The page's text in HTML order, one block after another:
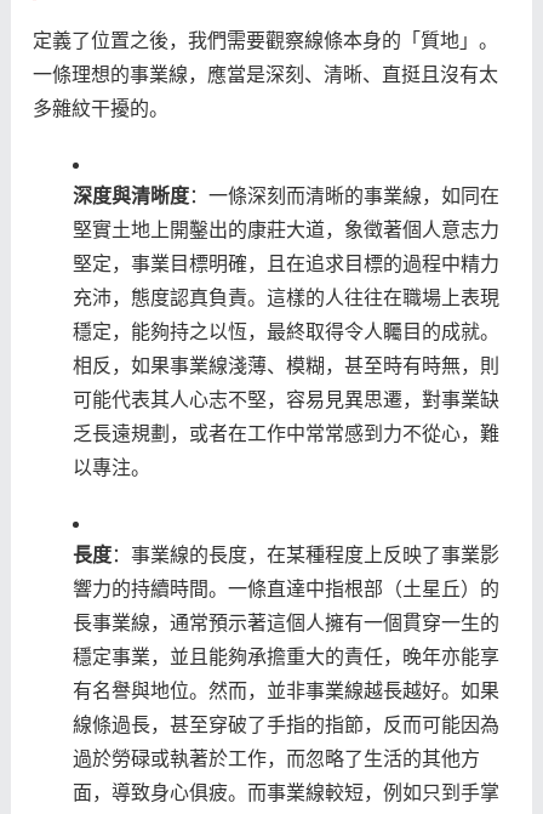
定義了位置之後，我們需要觀察線條本身的「質地」。
一條理想的事業線，應當是深刻、清晰、直挺且沒有太
多雜紋干擾的。
深度與清晰度：一條深刻而清晰的事業線，如同在
堅實土地上開鑿出的康莊大道，象徵著個人意志力
堅定，事業目標明確，且在追求目標的過程中精力
充沛，態度認真負責。這樣的人往往在職場上表現
穩定，能夠持之以恆，最終取得令人矚目的成就。
相反，如果事業線淺薄、模糊，甚至時有時無，則
可能代表其人心志不堅，容易見異思遷，對事業缺
乏長遠規劃，或者在工作中常常感到力不從心，難
以專注。
長度：事業線的長度，在某種程度上反映了事業影
響力的持續時間。一條直達中指根部（土星丘）的
長事業線，通常預示著這個人擁有一個貫穿一生的
穩定事業，並且能夠承擔重大的責任，晚年亦能享
有名譽與地位。然而，並非事業線越長越好。如果
線條過長，甚至穿破了手指的指節，反而可能因為
過於勞碌或執著於工作，而忽略了生活的其他方
面，導致身心俱疲。而事業線較短，例如只到手掌